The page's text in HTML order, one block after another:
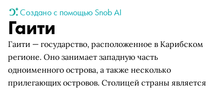
Создано с помощью Snob AI
Гаити
Гаити — государство, расположенное в Карибском
регионе. Оно занимает западную часть
одноименного острова, а также несколько
прилегающих островов. Столицей страны является